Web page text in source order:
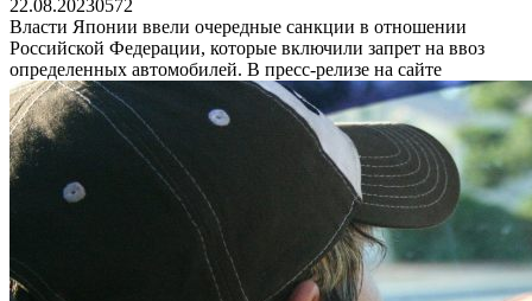
22.08.20230572
Власти Японии ввели очередные санкции в отношении
Российской Федерации, которые включили запрет на ввоз
определенных автомобилей. В пресс-релизе на сайте